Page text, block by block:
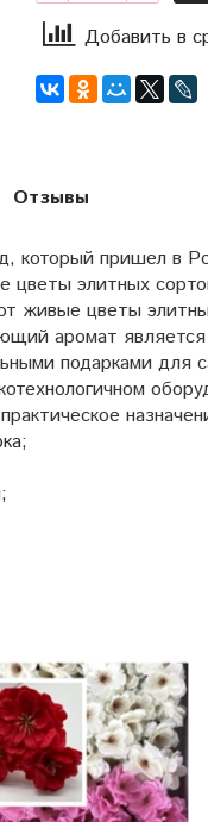
Добавить в
который пришел в
цветы элитных
живые цветы
аромат
подарками
;
Отзывы